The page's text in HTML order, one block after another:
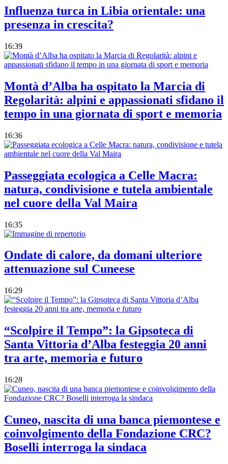
Influenza turca in Libia orientale: una
presenza in crescita?
16:39
Montà d’Alba ha ospitato la Marcia di
Regolarità: alpini e appassionati sfidano il
tempo in una giornata di sport e memoria
16:36
Passeggiata ecologica a Celle Macra:
natura, condivisione e tutela ambientale
nel cuore della Val Maira
16:35
Ondate di calore, da domani ulteriore
attenuazione sul Cuneese
16:29
“Scolpire il Tempo”: la Gipsoteca di
Santa Vittoria d’Alba festeggia 20 anni
tra arte, memoria e futuro
16:28
Cuneo, nascita di una banca piemontese e
coinvolgimento della Fondazione CRC?
Boselli interroga la sindaca